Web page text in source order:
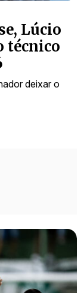
Lúcio
técnico
deixar o